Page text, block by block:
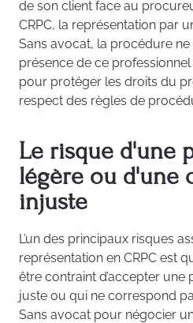
de son client face au
CRPC, la représentation par
Sans avocat, la procédure
présence de ce
pour protéger les droits du
respect des règles de
Le risque d'une
légère ou d'une
injuste
L’un des principaux risques
représentation en CRPC est
être contraint d’accepter une
juste ou qui ne correspond
Sans avocat pour négocier